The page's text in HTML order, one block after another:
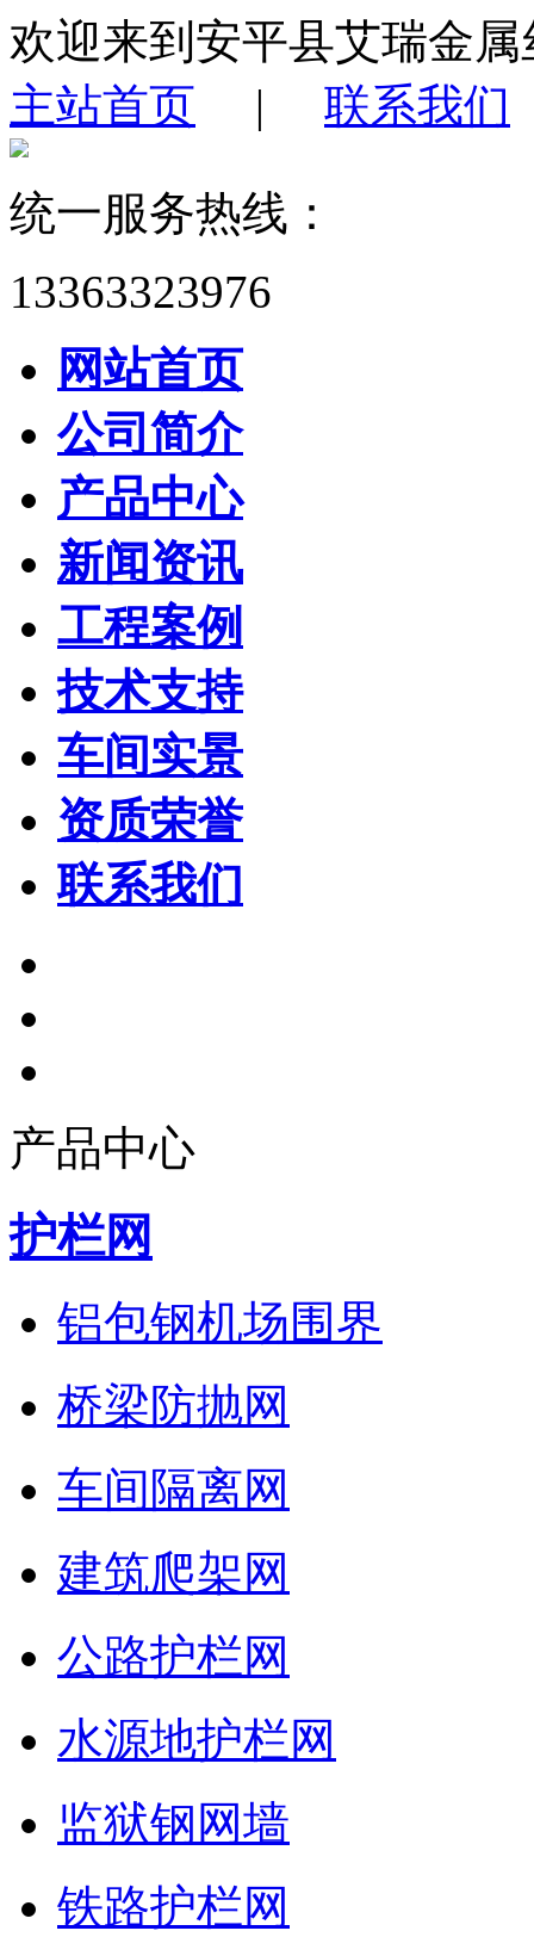
欢迎来到安平县艾瑞金
主站首页 | 联系我们
统一服务热线：
13363323976
网站首页
公司简介
产品中心
新闻资讯
工程案例
技术支持
车间实景
资质荣誉
联系我们
产品中心
护栏网
铝包钢机场围界
桥梁防抛网
车间隔离网
建筑爬架网
公路护栏网
水源地护栏网
监狱钢网墙
铁路护栏网